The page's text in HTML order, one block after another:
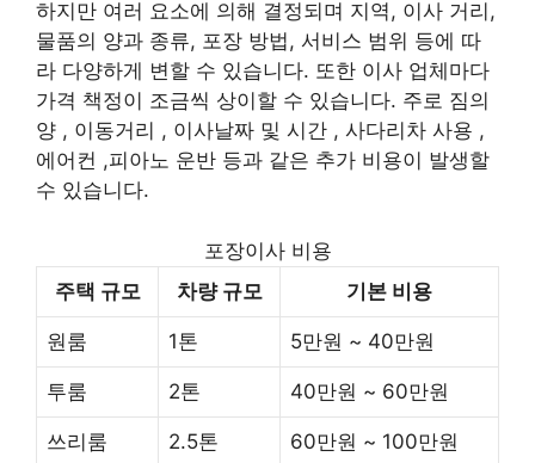
하지만 여러 요소에 의해 결정되며 지역, 이사 거리,
물품의 양과 종류, 포장 방법, 서비스 범위 등에 따
라 다양하게 변할 수 있습니다. 또한 이사 업체마다
가격 책정이 조금씩 상이할 수 있습니다. 주로 짐의
양 , 이동거리 , 이사날짜 및 시간 , 사다리차 사용 ,
에어컨 ,피아노 운반 등과 같은 추가 비용이 발생할
수 있습니다.
포장이사 비용
주택 규모
차량 규모 기본 비용
원룸 1톤 5만원 ~ 40만원
투룸 2톤 40만원 ~ 60만원
쓰리룸 2.5톤 60만원 ~ 100만원